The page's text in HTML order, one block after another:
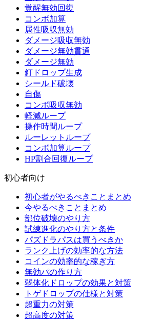
覚醒無効回復
コンボ加算
属性吸収無効
ダメージ吸収無効
ダメージ無効貫通
ダメージ無効
釘ドロップ生成
シールド破壊
自傷
コンボ吸収無効
軽減ループ
操作時間ループ
ルーレットループ
コンボ加算ループ
HP割合回復ループ
初心者向け
初心者がやるべきことまとめ
今やるべきことまとめ
部位破壊のやり方
試練進化のやり方と条件
パズドラパスは買うべきか
ランク上げの効率的な方法
コインの効率的な稼ぎ方
無効パの作り方
弱体化ドロップの効果と対策
トゲドロップの仕様と対策
超重力の対策
超高度の対策